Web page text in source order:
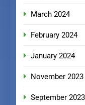
March 2024
February 2024
January 2024
November 2023
September 2023